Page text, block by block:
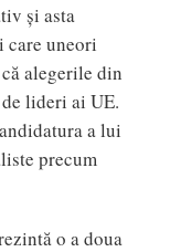
și asta
uneori
alegerile din
lideri ai UE.
a lui
precum
o a doua